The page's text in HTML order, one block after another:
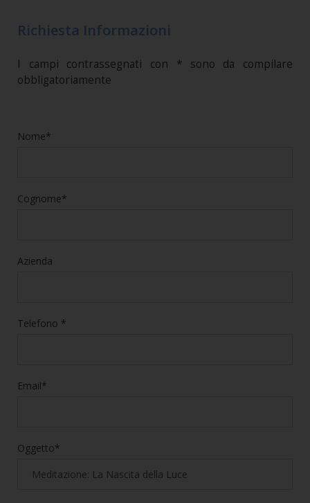
Richiesta Informazioni
I campi contrassegnati con * sono da compilare
obbligatoriamente
Nome*
Cognome*
Azienda
Telefono *
Email*
Oggetto*